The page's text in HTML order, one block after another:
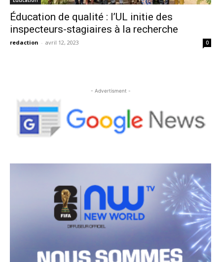
Éducation de qualité : l’UL initie des
inspecteurs-stagiaires à la recherche
redaction - avril 12, 2023 0
- Advertisment -